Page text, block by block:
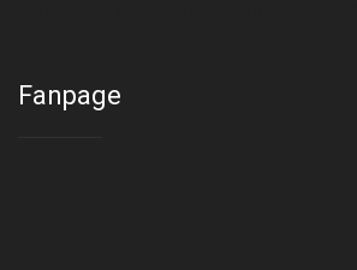
Fanpage